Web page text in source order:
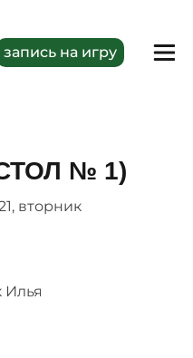
запись на игру
№ 1)
вторник